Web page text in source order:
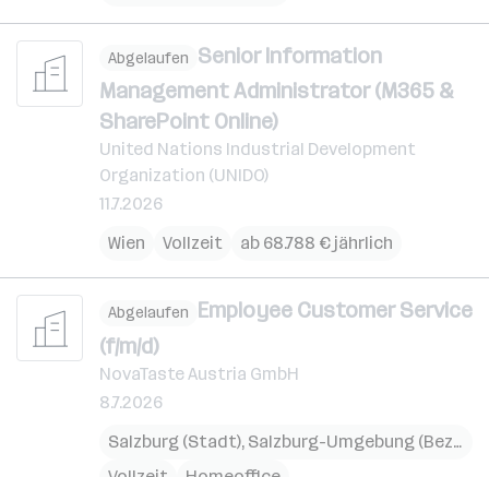
Abgelaufen Senior Information
Management Administrator (M365 &
SharePoint Online)
United Nations Industrial Development
Organization (UNIDO)
11.7.2026
Wien
Vollzeit ab 68.788 € jährlich
Abgelaufen Employee Customer Service
(f/m/d)
NovaTaste Austria GmbH
8.7.2026
Salzburg (Stadt), Salzburg-Umgebung (Bezirk)